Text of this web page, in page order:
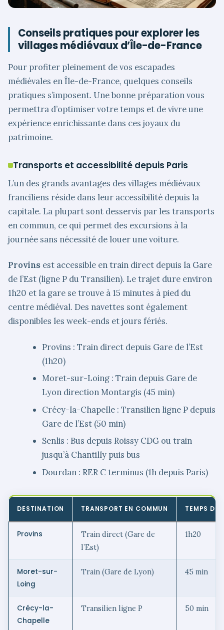
Conseils pratiques pour explorer les
villages médiévaux d’Île-de-France
Pour profiter pleinement de vos escapades
médiévales en Île-de-France, quelques conseils
pratiques s’imposent. Une bonne préparation vous
permettra d’optimiser votre temps et de vivre une
expérience enrichissante dans ces joyaux du
patrimoine.
Transports et accessibilité depuis Paris
L’un des grands avantages des villages médiévaux
franciliens réside dans leur accessibilité depuis la
capitale. La plupart sont desservis par les transports
en commun, ce qui permet des excursions à la
journée sans nécessité de louer une voiture.
Provins est accessible en train direct depuis la Gare
de l’Est (ligne P du Transilien). Le trajet dure environ
1h20 et la gare se trouve à 15 minutes à pied du
centre médiéval. Des navettes sont également
disponibles les week-ends et jours fériés.
Provins : Train direct depuis Gare de l’Est
(1h20)
Moret-sur-Loing : Train depuis Gare de
Lyon direction Montargis (45 min)
Crécy-la-Chapelle : Transilien ligne P depuis
Gare de l’Est (50 min)
Senlis : Bus depuis Roissy CDG ou train
jusqu’à Chantilly puis bus
Dourdan : RER C terminus (1h depuis Paris)
DESTINATION TRANSPORT EN COMMUN TEMPS
Provins
Train direct (Gare de
l’Est)
1h20
Moret-sur-
Loing
Train (Gare de Lyon) 45 min
Crécy-la-
Chapelle
Transilien ligne P 50 min